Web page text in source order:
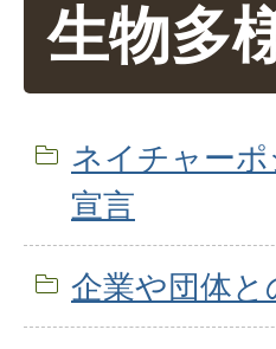
生物多
ネイチャー
宣言
企業や団体と